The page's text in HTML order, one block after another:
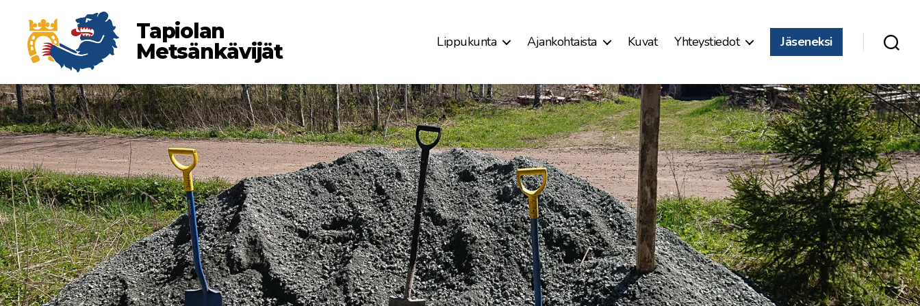
Tapiolan
Metsänkävijät
Lippukunta Ajankohtaista Kuvat Yhteystiedot Jäseneksi